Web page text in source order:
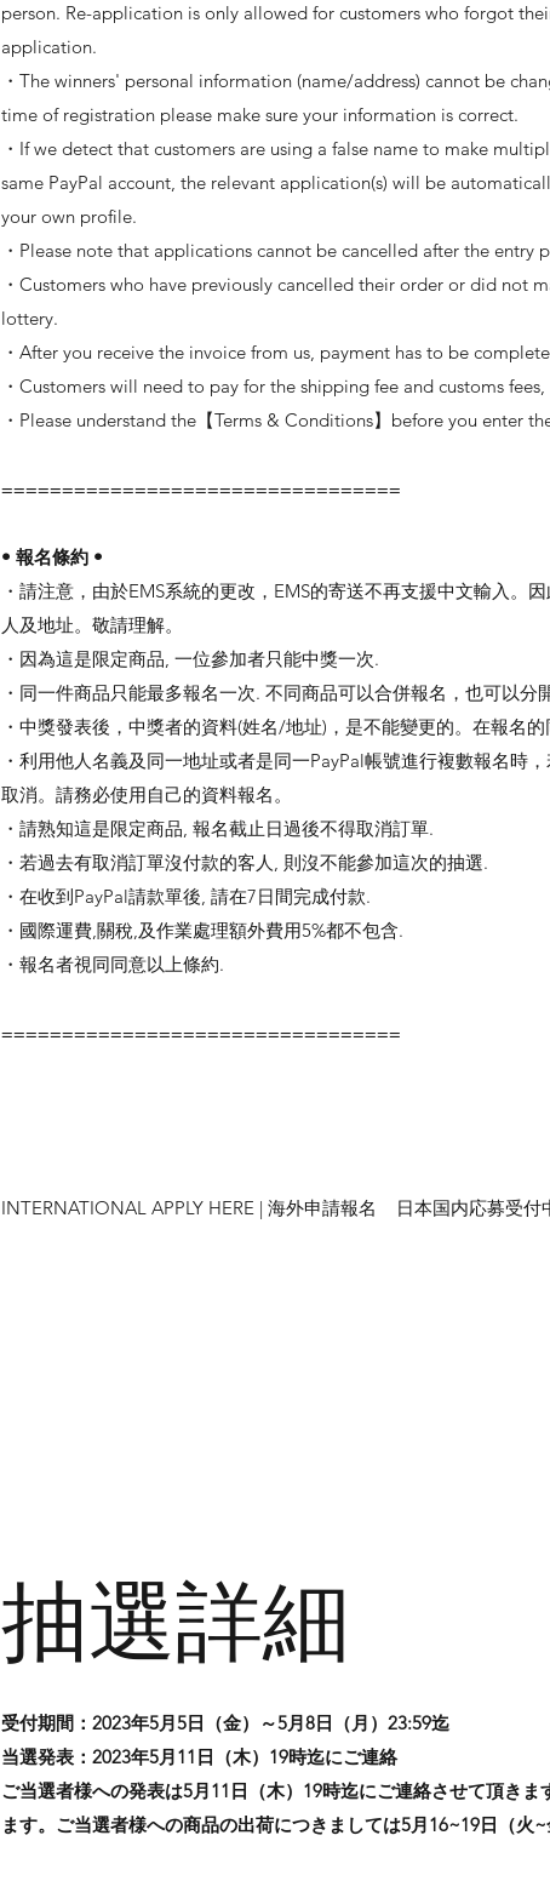
person. Re-application is only allowed for customers who forgot
application.
・The winners' personal information (name/address) cannot be
time of registration please make sure your information is correct.
・If we detect that customers are using a false name to make
same PayPal account, the relevant application(s) will be
your own profile.
・Please note that applications cannot be cancelled after the entry
・Customers who have previously cancelled their order or did not
lottery.
・After you receive the invoice from us, payment has to be
・Customers will need to pay for the shipping fee and customs
・Please understand the【Terms & Conditions】before you enter
=================================
• 報名條約 •
・請注意，由於EMS系統的更改，EMS的寄送不再支援中文輸入。
人及地址。敬請理解。
・因為這是限定商品, 一位參加者只能中獎一次.
・同一件商品只能最多報名一次. 不同商品可以合併報名，也可以分
・中獎發表後，中獎者的資料(姓名/地址)，是不能變更的。在報名
・利用他人名義及同一地址或者是同一PayPal帳號進行複數報名時
取消。請務必使用自己的資料報名。
・請熟知這是限定商品, 報名截止日過後不得取消訂單.
・若過去有取消訂單沒付款的客人, 則沒不能參加這次的抽選.
・在收到PayPal請款單後, 請在7日間完成付款.
・國際運費,關稅,及作業處理額外費用5%都不包含.
・報名者視同同意以上條約.
=================================
INTERNATIONAL APPLY HERE | 海外申請報名 日本国内応募受付
抽選詳細
受付期間：2023年5月5日（金）～5月8日（月）23:59迄
当選発表：2023年5月11日（木）19時迄にご連絡
ご当選者様への発表は5月11日（木）19時迄にご連絡させて頂き
ます。ご当選者様への商品の出荷につきましては5月16~19日（火